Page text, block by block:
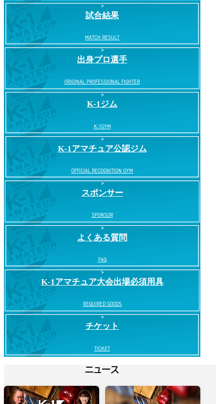
試合結果
MATCH RESULT
出身プロ選手
ORIGINAL PROFESSIONAL FIGHTER
K-1ジム
K-1GYM
K-1アマチュア公認ジム
OFFICIAL RECOGNITION GYM
スポンサー
SPONSOR
よくある質問
FAQ
K-1アマチュア大会出場必須用具
REQUIRED GOODS
チケット
TICKET
ニュース